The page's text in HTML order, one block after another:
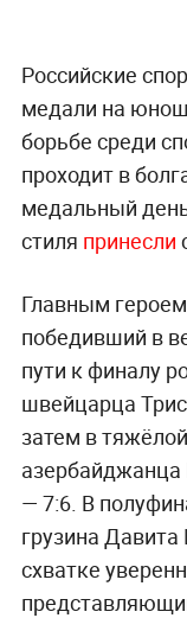
Российские
медали на
борьбе среди
проходит в
медальный
стиля принесли
Главным
победивший в
пути к финалу
швейцарца
затем в
— 7:6. В
грузина
схватке